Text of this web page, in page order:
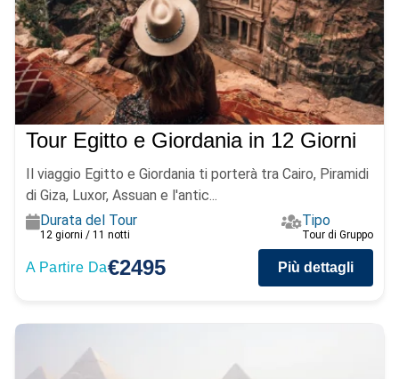
Tour Egitto e Giordania in 12 Giorni
Il viaggio Egitto e Giordania ti porterà tra Cairo, Piramidi
di Giza, Luxor, Assuan e l'antic...
Durata del Tour
12 giorni / 11 notti
Tipo
Tour di Gruppo
A Partire Da€2495 Più dettagli